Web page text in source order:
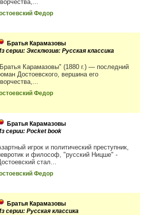
Федор
Братья Карамазовы
серии: Эксклюзив: Русская классика
Карамазовы" (1880 г.) — последний
Достоевского, вершина его
Федор
Братья Карамазовы
серии: Pocket book
игрок и политический преступник,
и философ, "русский Ницше" -
стал...
Федор
Братья Карамазовы
серии: Русская классика